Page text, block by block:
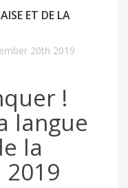
ET DE LA
20th 2019
!
langue
la